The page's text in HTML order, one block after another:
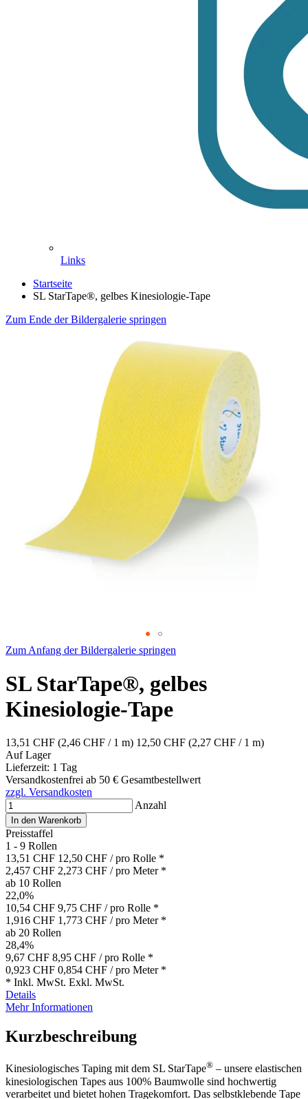
Links
Startseite
SL StarTape®, gelbes Kinesiologie-Tape
Zum Ende der Bildergalerie springen
Zum Anfang der Bildergalerie springen
SL StarTape®, gelbes
Kinesiologie-Tape
13,51 CHF (2,46 CHF / 1 m) 12,50 CHF (2,27 CHF / 1 m)
Auf Lager
Lieferzeit: 1 Tag
Versandkostenfrei ab 50 € Gesamtbestellwert
zzgl. Versandkosten
Anzahl
In den Warenkorb
Preisstaffel
1 - 9 Rollen
13,51 CHF 12,50 CHF / pro Rolle *
2,457 CHF 2,273 CHF / pro Meter *
ab 10 Rollen
22,0%
10,54 CHF 9,75 CHF / pro Rolle *
1,916 CHF 1,773 CHF / pro Meter *
ab 20 Rollen
28,4%
9,67 CHF 8,95 CHF / pro Rolle *
0,923 CHF 0,854 CHF / pro Meter *
* Inkl. MwSt. Exkl. MwSt.
Details
Mehr Informationen
Kurzbeschreibung
Kinesiologisches Taping mit dem SL StarTape® – unsere elastischen
kinesiologischen Tapes aus 100% Baumwolle sind hochwertig
verarbeitet und bietet hohen Tragekomfort. Das selbstklebende Tape